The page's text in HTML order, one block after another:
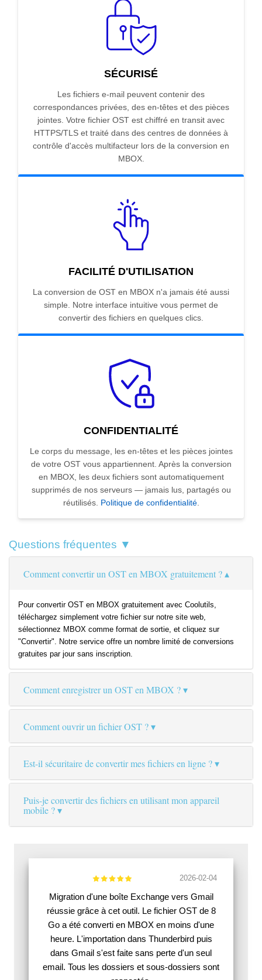
SÉCURISÉ
Les fichiers e-mail peuvent contenir des
correspondances privées, des en-têtes et des pièces
jointes. Votre fichier OST est chiffré en transit avec
HTTPS/TLS et traité dans des centres de données à
contrôle d'accès multifacteur lors de la conversion en
MBOX.
FACILITÉ D'UTILISATION
La conversion de OST en MBOX n'a jamais été aussi
simple. Notre interface intuitive vous permet de
convertir des fichiers en quelques clics.
CONFIDENTIALITÉ
Le corps du message, les en-têtes et les pièces jointes
de votre OST vous appartiennent. Après la conversion
en MBOX, les deux fichiers sont automatiquement
supprimés de nos serveurs — jamais lus, partagés ou
réutilisés. Politique de confidentialité.
Questions fréquentes ▼
Comment convertir un OST en MBOX gratuitement ?
Pour convertir OST en MBOX gratuitement avec Coolutils,
téléchargez simplement votre fichier sur notre site web,
sélectionnez MBOX comme format de sortie, et cliquez sur
"Convertir". Notre service offre un nombre limité de conversions
gratuites par jour sans inscription.
Comment enregistrer un OST en MBOX ?
Comment ouvrir un fichier OST ?
Est-il sécuritaire de convertir mes fichiers en ligne ?
Puis-je convertir des fichiers en utilisant mon appareil
mobile ?
2026-02-04
Migration d'une boîte Exchange vers Gmail
réussie grâce à cet outil. Le fichier OST de 8
Go a été converti en MBOX en moins d'une
heure. L'importation dans Thunderbird puis
dans Gmail s'est faite sans perte d'un seul
email. Tous les dossiers et sous-dossiers sont